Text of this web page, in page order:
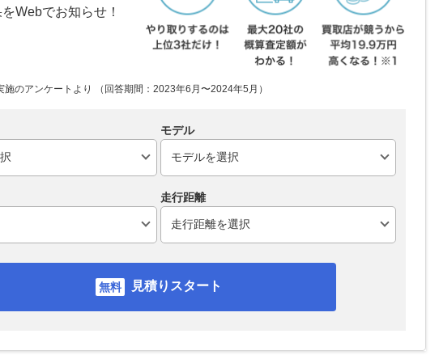
Webでお知らせ！
のアンケートより （回答期間：2023年6月〜2024年5月）
モデル
走行距離
見積りスタート